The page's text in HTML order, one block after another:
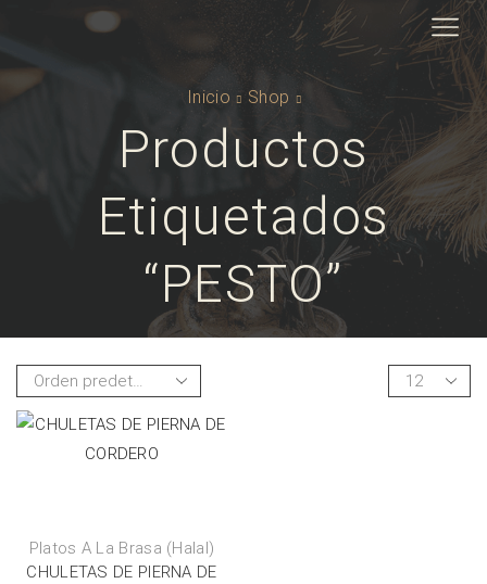
Inicio Shop
Productos
Etiquetados
“PESTO”
Platos A La Brasa (Halal)
CHULETAS DE PIERNA DE